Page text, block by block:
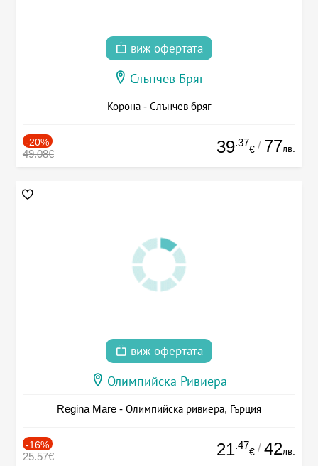
виж офертата
Слънчев Бряг
Корона - Слънчев бряг
-20%
49.08€ 39.37
€ / 77лв.
виж офертата
Олимпийска Ривиера
Regina Mare - Олимпийска ривиера, Гърция
-16%
25.57€ 21.47
€ / 42лв.